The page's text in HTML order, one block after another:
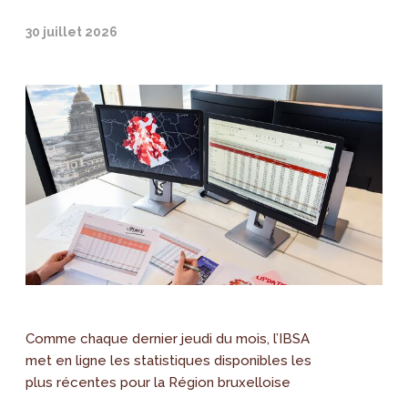
30 juillet 2026
Comme chaque dernier jeudi du mois, l’IBSA
met en ligne les statistiques disponibles les
plus récentes pour la Région bruxelloise